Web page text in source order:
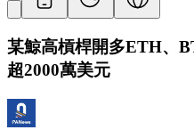
某鯨高槓桿開多ETH、
超2000萬美元